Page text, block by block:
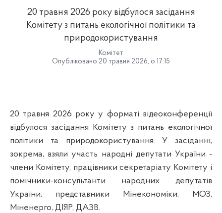
20 травня 2026 року відбулося засідання
Комітету з питань екологічної політики та
природокористування
Комітет
Опубліковано 20 травня 2026, о 17:15
20 травня 2026 року у форматі відеоконференції
відбулося засідання Комітету з питань екологічної
політики та природокористування. У засіданні,
зокрема, взяли участь народні депутати України -
члени Комітету, працівники секретаріату Комітету і
помічники-консультанти народних депутатів
України, представники Мінекономіки, МОЗ,
Міненерго, ДІЯР, ДАЗВ.